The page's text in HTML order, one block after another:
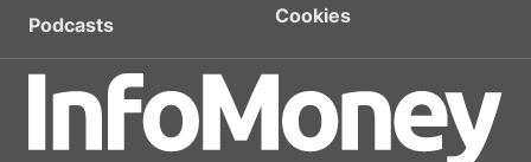
Podcasts
Cookies